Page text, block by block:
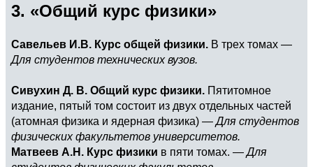
3. «Общий курс физики»
Савельев И.В. Курс общей физики. В трех томах —
Для студентов технических вузов.
Сивухин Д. В. Общий курс физики. Пятитомное
издание, пятый том состоит из двух отдельных частей
(атомная физика и ядерная физика) —Для студентов
физических факультетов университетов.
Матвеев А.Н. Курс физики в пяти томах. —Для